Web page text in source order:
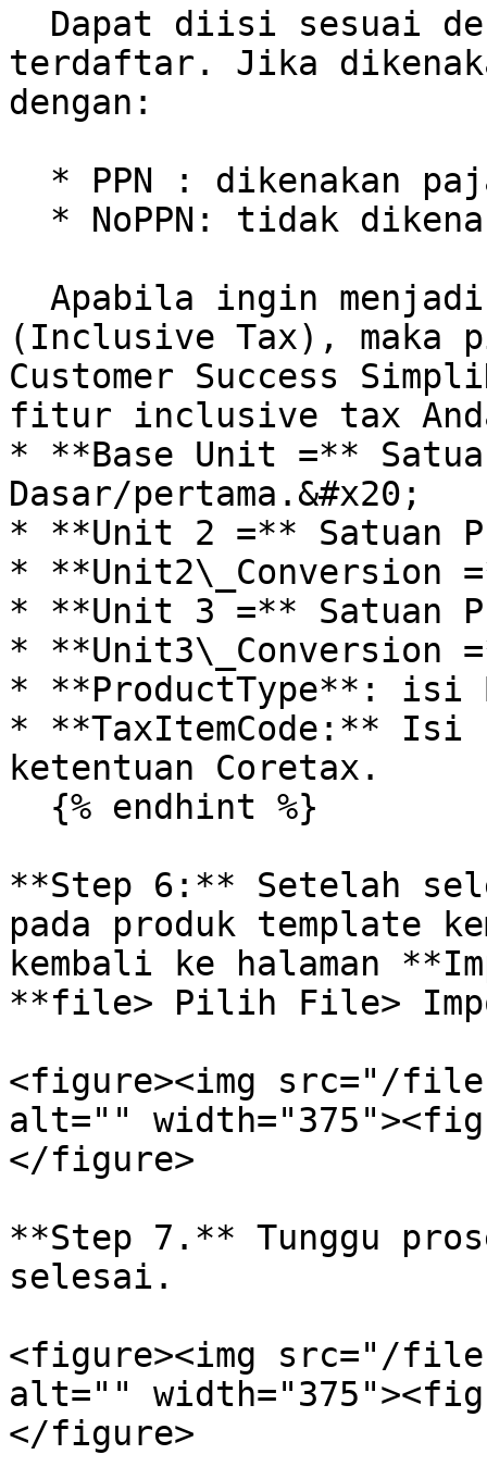
terdaftar. Jika
dengan:
(Inclusive Tax), maka
Customer Success
fitur inclusive tax
* **Base Unit =**
Dasar/pertama.&#x20;
* **Unit 2 =** Satuan
* **Unit2\_Conversion
* **Unit 3 =** Satuan
* **Unit3\_Conversion
* **ProductType**: isi
* **TaxItemCode:** Isi
ketentuan Coretax.
**Step 6:** Setelah
pada produk template
kembali ke halaman
**file> Pilih File>
<figure><img src="/
alt=""
</figure>
**Step 7.** Tunggu
selesai.
<figure><img src="/
alt=""
</figure>